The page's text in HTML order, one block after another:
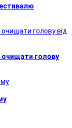
очищати голову